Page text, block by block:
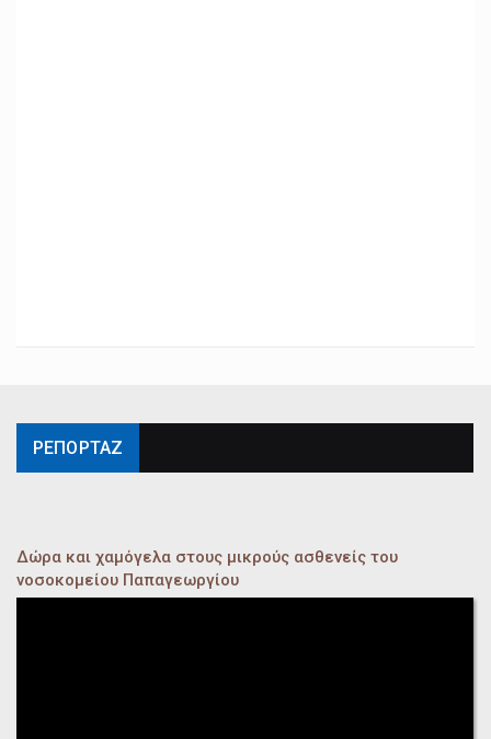
ΡΕΠΟΡΤΑΖ
Δώρα και χαμόγελα στους μικρούς ασθενείς του
νοσοκομείου Παπαγεωργίου